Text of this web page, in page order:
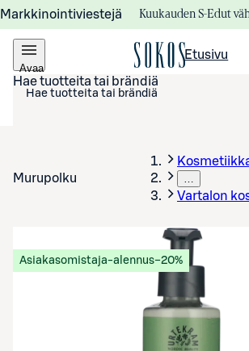
Markkinointiviestejä Kuukauden S-Edut
Avaa
valikko
Etusivu
Hae tuotteita tai brändiä
Murupolku …
Vartalon
Asiakasomistaja-alennus−20%